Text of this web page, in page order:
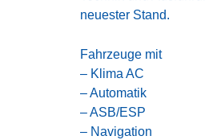
neuester Stand.
Fahrzeuge mit
– Klima AC
– Automatik
– ASB/ESP
– Navigation